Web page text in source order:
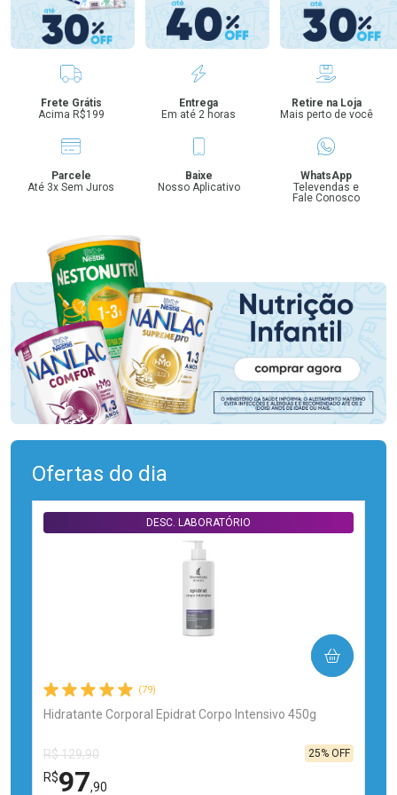
Benefícios
Frete Grátis
Acima R$199
Entrega
Em até 2 horas
Retire na Loja
Mais perto de você
Parcele
Até 3x Sem Juros
Baixe
Nosso Aplicativo
WhatsApp
Televendas e
Fale Conosco
Ofertas do dia
(79)
Hidratante Corporal Epidrat Corpo Intensivo 450g
DESC. LABORATÓRIO
R$ 129,90
R$97,90
25% OFF
COMPRAR